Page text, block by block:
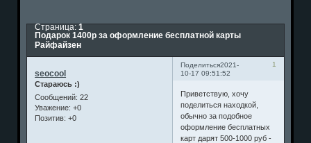
Подарок 1400р за оформление бесплатной карты
Райфайзен
Страница:1
Поделиться 1
2021-
10-17 09:51:52
seocool
Стараюсь :)
Сообщений: 22
Уважение: +0
Позитив: +0
Приветствую, хочу
поделиться находкой,
обычно за подобное
оформление бесплатных
карт дарят 500-1000 руб -